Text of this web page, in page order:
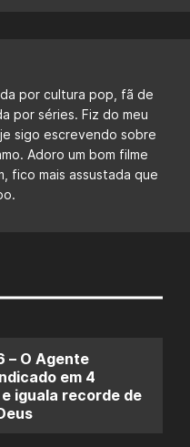
por cultura pop, fã de
por séries. Fiz do meu
sigo escrevendo sobre
Adoro um bom filme
fico mais assustada que
– O Agente
em 4
iguala recorde de